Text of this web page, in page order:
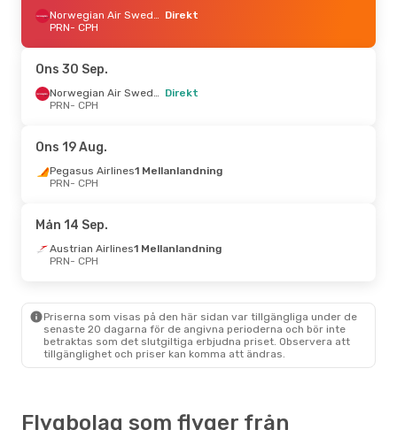
Norwegian Air Sweden Direkt
PRN- CPH
CPH- PRN
Lör 12 Sep. - Mån 14 Sep.
1 Mellanlandning
CPH- PRN
Austrian Airlines
PRN- CPH
Austrian Airlines
1 Mellanlandning
Ons 19 Aug.- Ons 26 Aug.
Norwegian Air Sweden
Direkt
PRN- CPH
Norwegian Air Sweden
Direkt
CPH- PRN
Norwegian Air Sweden Direkt
PRN- CPH
Ons 30 Sep.
Norwegian Air Sweden Direkt
PRN- CPH
Ons 19 Aug.
Pegasus Airlines1 Mellanlandning
PRN- CPH
Mån 14 Sep.
Austrian Airlines1 Mellanlandning
PRN- CPH
Priserna som visas på den här sidan var tillgängliga under de
senaste 20 dagarna för de angivna perioderna och bör inte
betraktas som det slutgiltiga erbjudna priset. Observera att
tillgänglighet och priser kan komma att ändras.
Flygbolag som flyger från